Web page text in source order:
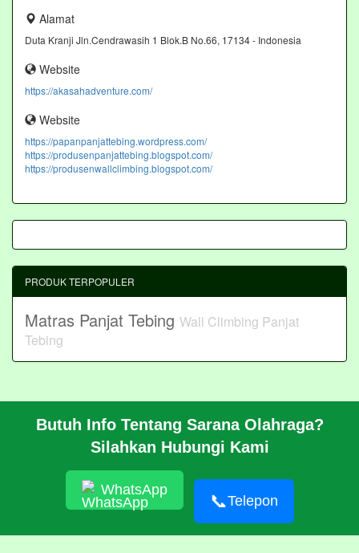
Alamat
Duta Kranji Jln.Cendrawasih 1 Blok.B No.66, 17134 - Indonesia
Website
https://akasahadventure.com/
Website
https://papanpanjattebing.wordpress.com/
https://produsenpanjattebing.blogspot.com/
https://produsenwallclimbing.blogspot.com/
Butuh Info Tentang Sarana Olahraga?
Silahkan Hubungi Kami
WhatsApp
📞Telepon
PRODUK TERPOPULER
Matras Panjat Tebing Wall Climbing Panjat
Tebing
CARA PESAN
HUBUNGI KAMI
Pembangunan Wall Climbing Di PPLP Banten
© 2026 https://akasahadventure.com/